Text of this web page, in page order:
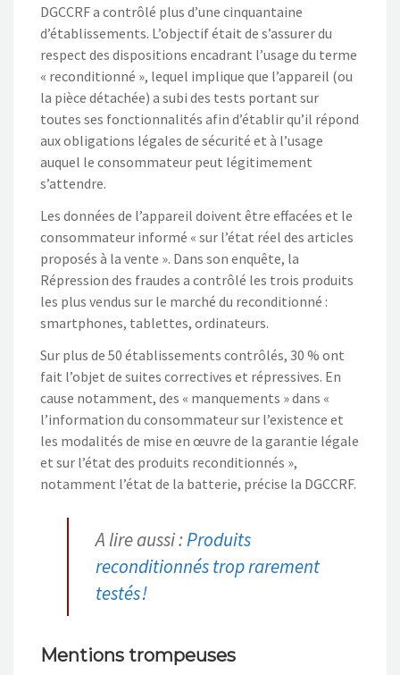
DGCCRF a contrôlé plus d’une cinquantaine
d’établissements. L’objectif était de s’assurer du
respect des dispositions encadrant l’usage du terme
« reconditionné », lequel implique que l’appareil (ou
la pièce détachée) a subi des tests portant sur
toutes ses fonctionnalités afin d’établir qu’il répond
aux obligations légales de sécurité et à l’usage
auquel le consommateur peut légitimement
s’attendre.
Les données de l’appareil doivent être effacées et le
consommateur informé « sur l’état réel des articles
proposés à la vente ». Dans son enquête, la
Répression des fraudes a contrôlé les trois produits
les plus vendus sur le marché du reconditionné :
smartphones, tablettes, ordinateurs.
Sur plus de 50 établissements contrôlés, 30 % ont
fait l’objet de suites correctives et répressives. En
cause notamment, des « manquements » dans «
l’information du consommateur sur l’existence et
les modalités de mise en œuvre de la garantie légale
et sur l’état des produits reconditionnés »,
notamment l’état de la batterie, précise la DGCCRF.
A lire aussi :Produits
reconditionnés trop rarement
testés !
Mentions trompeuses